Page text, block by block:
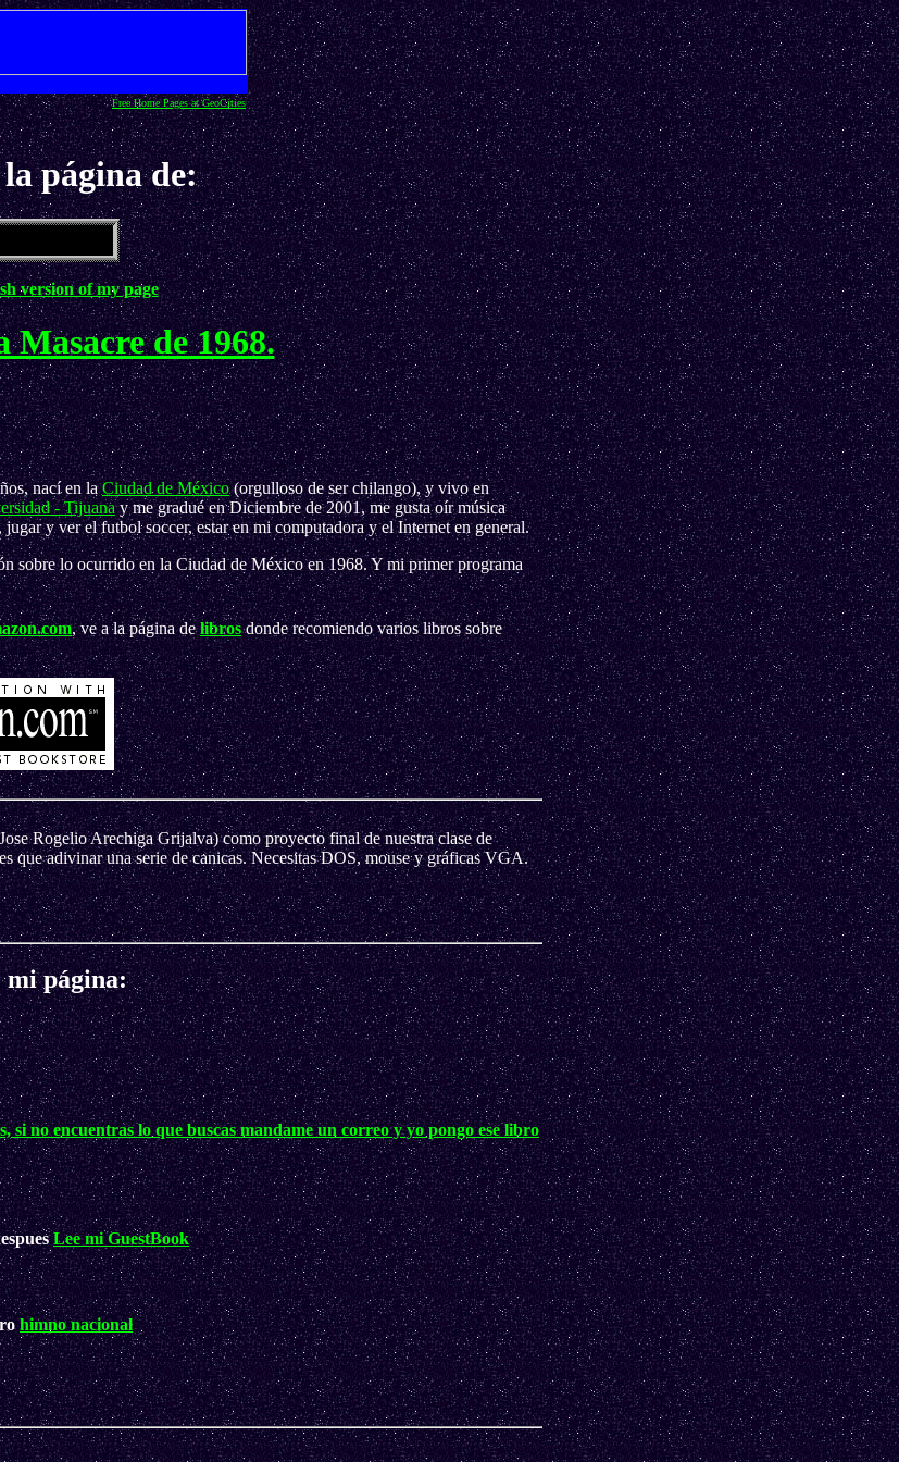
Free Home Pages at GeoCities
página de:
version of my page
de 1968.
nací en laCiudad de México(orgulloso de ser chilango), y vivo en
- Tijuanay me gradué en Diciembre de 2001, me gusta oír música
y ver el futbol soccer, estar en mi computadora y el Internet en general.
sobre lo ocurrido en la Ciudad de México en 1968. Y mi primer programa
, ve a la página delibrosdonde recomiendo varios libros sobre
Rogelio Arechiga Grijalva) como proyecto final de nuestra clase de
que adivinar una serie de canicas. Necesitas DOS, mouse y gráficas VGA.
mi página:
no encuentras lo que buscas mandame un correo y yo pongo ese libro
Lee mi GuestBook
himno nacional